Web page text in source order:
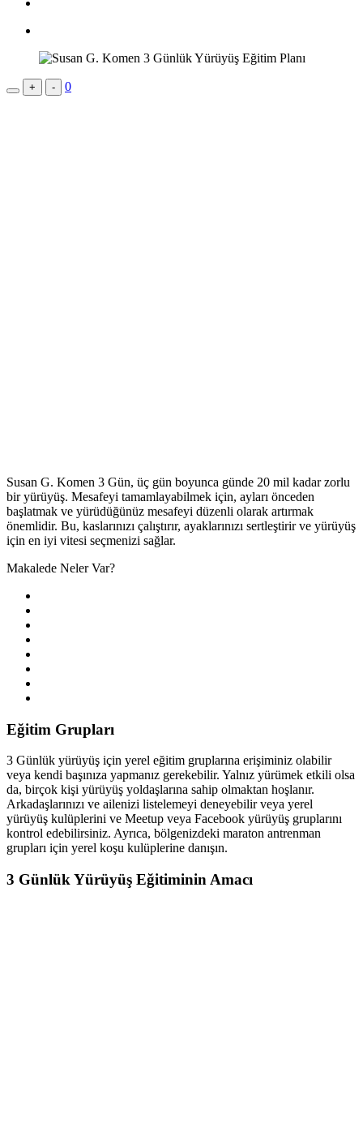
+ - 0
Susan G. Komen 3 Gün, üç gün boyunca günde 20 mil kadar zorlu
bir yürüyüş. Mesafeyi tamamlayabilmek için, ayları önceden
başlatmak ve yürüdüğünüz mesafeyi düzenli olarak artırmak
önemlidir. Bu, kaslarınızı çalıştırır, ayaklarınızı sertleştirir ve yürüyüş
için en iyi vitesi seçmenizi sağlar.
Makalede Neler Var?
Eğitim Grupları
3 Günlük yürüyüş için yerel eğitim gruplarına erişiminiz olabilir
veya kendi başınıza yapmanız gerekebilir. Yalnız yürümek etkili olsa
da, birçok kişi yürüyüş yoldaşlarına sahip olmaktan hoşlanır.
Arkadaşlarınızı ve ailenizi listelemeyi deneyebilir veya yerel
yürüyüş kulüplerini ve Meetup veya Facebook yürüyüş gruplarını
kontrol edebilirsiniz. Ayrıca, bölgenizdeki maraton antrenman
grupları için yerel koşu kulüplerine danışın.
3 Günlük Yürüyüş Eğitiminin Amacı